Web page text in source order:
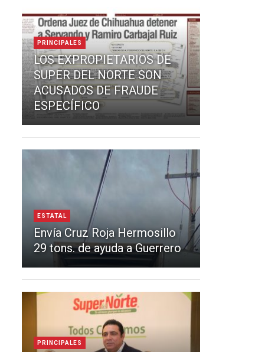
PRINCIPALES
LOS EXPROPIETARIOS DE
SUPER DEL NORTE SON
ACUSADOS DE FRAUDE
ESPECÍFICO
ESTATAL
Envía Cruz Roja Hermosillo
29 tons. de ayuda a Guerrero
PRINCIPALES